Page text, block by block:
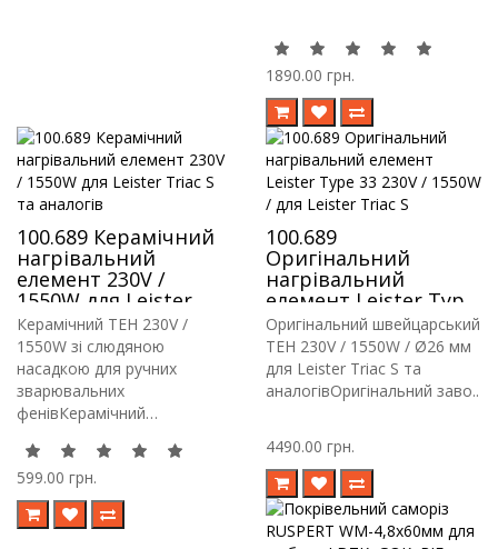
1890.00 грн.
100.689 Керамічний
нагрівальний
елемент 230V /
1550W для Leister
Triac S та аналогів
Керамічний ТЕН 230V /
1550W зі слюдяною
насадкою для ручних
зварювальних
фенівКерамічний
599.00 грн.
100.689
Оригінальний
нагрівальний
елемент Leister Type
33 230V / 1550W / для
Leister Triac S
Оригінальний швейцарський
ТЕН 230V / 1550W / Ø26 мм
для Leister Triac S та
аналогівОригінальний заво..
4490.00 грн.